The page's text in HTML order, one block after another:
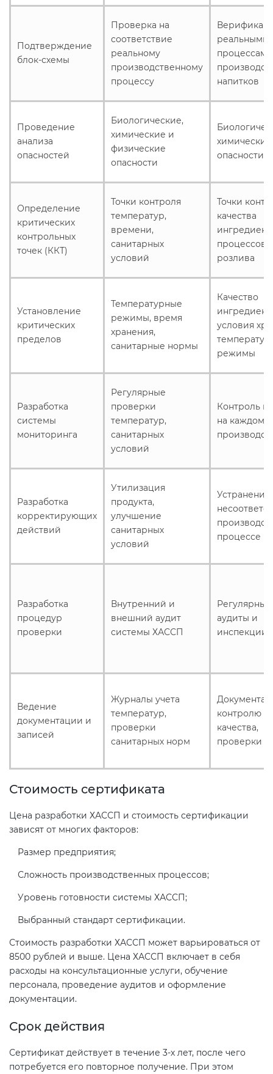
Подтверждение
блок-схемы
Проверка на
соответствие
реальному
производственному
процессу
реальными
процессами
напитков
Проведение
анализа
опасностей
Биологические,
химические и
физические
опасности
химические
опасности
Определение
критических
контрольных
точек (ККТ)
Точки контроля
температур,
времени,
санитарных
условий
Точки
качества
процессов
розлива
Установление
критических
пределов
Температурные
режимы, время
хранения,
санитарные нормы
Качество
условия
режимы
Разработка
системы
мониторинга
Регулярные
проверки
температур,
санитарных
условий
Контроль
на каждом
Разработка
корректирующих
действий
Утилизация
продукта,
улучшение
санитарных
условий
Устранение
процессе
Разработка
процедур
проверки
Внутренний и
внешний аудит
системы ХАССП
Регулярные
аудиты и
инспекции
Ведение
документации и
записей
Журналы учета
температур,
проверки
санитарных норм
контролю
качества,
проверки
Стоимость сертификата
Цена разработки ХАССП и стоимость сертификации
зависят от многих факторов:
Размер предприятия;
Сложность производственных процессов;
Уровень готовности системы ХАССП;
Выбранный стандарт сертификации.
Стоимость разработки ХАССП может варьироваться от
8500 рублей и выше. Цена ХАССП включает в себя
расходы на консультационные услуги, обучение
персонала, проведение аудитов и оформление
документации.
Срок действия
Сертификат действует в течение 3-х лет, после чего
потребуется его повторное получение. При этом